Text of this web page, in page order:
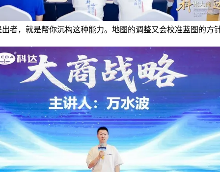
者，就是帮你沉构这种能力。地图的调整又会校准蓝图的方